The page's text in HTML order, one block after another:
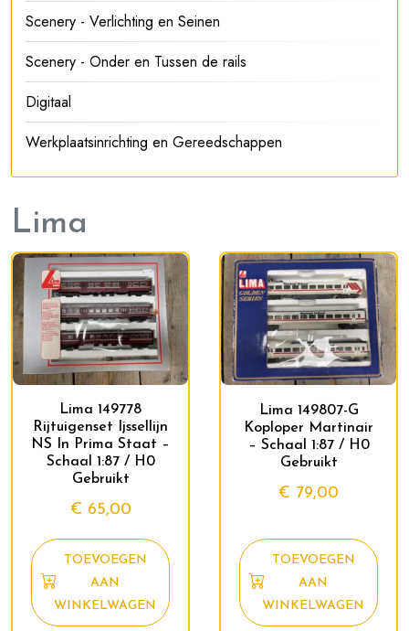
Lima
Lima 149778
Rijtuigenset Ijssellijn
NS In Prima Staat –
Schaal 1:87 / H0
Gebruikt
€ 65,00
TOEVOEGEN
AAN
WINKELWAGEN
Lima 149807-G
Koploper Martinair
– Schaal 1:87 / H0
Gebruikt
€ 79,00
TOEVOEGEN
AAN
WINKELWAGEN
Scenery - Verlichting en Seinen
Scenery - Onder en Tussen de rails
Digitaal
Werkplaatsinrichting en Gereedschappen